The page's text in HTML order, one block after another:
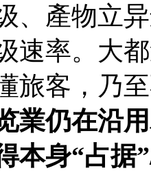
、產物立
速率。大
旅客，乃
業仍在沿
本身“占据